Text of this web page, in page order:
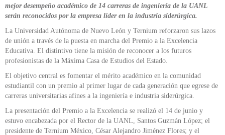
mejor desempeño académico de 14 carreras de ingeniería de la UANL
serán reconocidos por la empresa líder en la industria siderúrgica.
La Universidad Autónoma de Nuevo León y Ternium reforzaron sus lazos
de unión a través de la puesta en marcha del Premio a la Excelencia
Educativa. El distintivo tiene la misión de reconocer a los futuros
profesionistas de la Máxima Casa de Estudios del Estado.
El objetivo central es fomentar el mérito académico en la comunidad
estudiantil con un premio al primer lugar de cada generación que egrese de
carreras universitarias afines a la ingeniería e industria siderúrgica.
La presentación del Premio a la Excelencia se realizó el 14 de junio y
estuvo encabezada por el Rector de la UANL, Santos Guzmán López; el
presidente de Ternium México, César Alejandro Jiménez Flores; y el